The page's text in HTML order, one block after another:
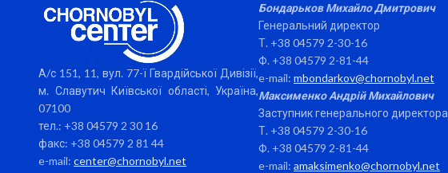
А/с 151, 11, вул. 77-ї Гвардійської Дивізії,
м. Славутич Київської області, Україна,
07100
тел.: +38 04579 2 30 16
факс: +38 04579 2 81 44
e-mail: center@chornobyl.net
Бондарьков Михайло Дмитрович
Генеральний директор
Т. +38 04579 2-30-16
Ф. +38 04579 2-81-44
e-mail: mbondarkov@chornobyl.net
Максименко Андрій Михайлович
Заступник генерального директора
Т. +38 04579 2-30-16
Ф. +38 04579 2-81-44
e-mail: amaksimenko@chornobyl.net